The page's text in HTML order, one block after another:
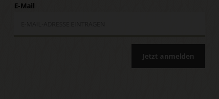
E-Mail
Jetzt anmelden